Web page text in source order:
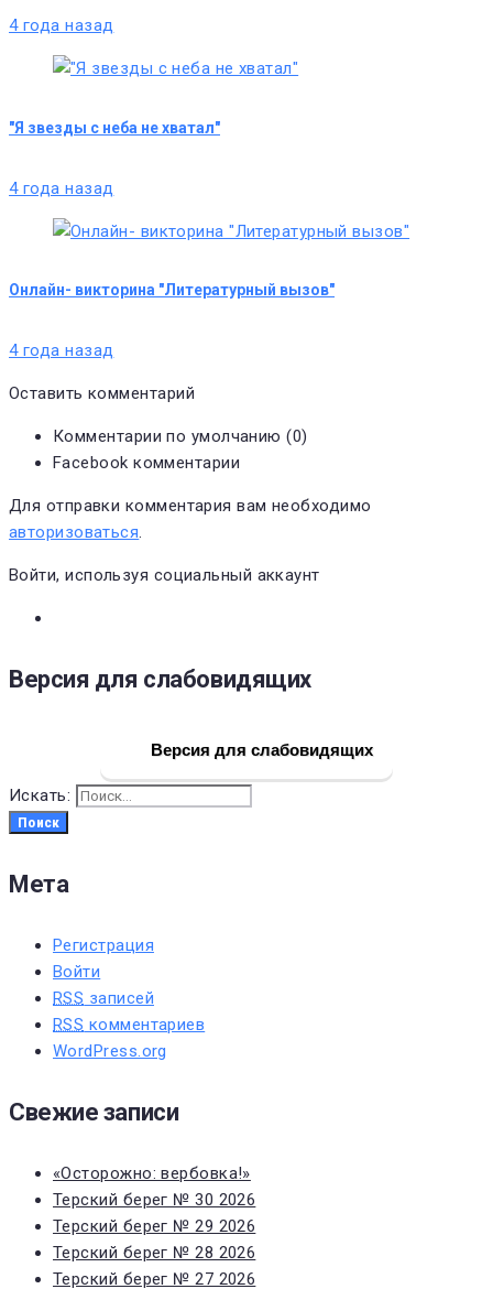
4 года назад
"Я звезды с неба не хватал"
4 года назад
Онлайн- викторина "Литературный вызов"
4 года назад
Оставить комментарий
Комментарии по умолчанию (0)
Facebook комментарии
Для отправки комментария вам необходимо
авторизоваться.
Войти, используя социальный аккаунт
Версия для слабовидящих
Версия для слабовидящих
Искать:
Поиск
Мета
Регистрация
Войти
RSS записей
RSS комментариев
WordPress.org
Свежие записи
«Осторожно: вербовка!»
Терский берег № 30 2026
Терский берег № 29 2026
Терский берег № 28 2026
Терский берег № 27 2026